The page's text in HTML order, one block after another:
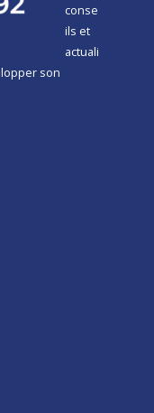
conse
ils et
actuali
son